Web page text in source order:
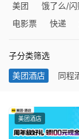
中
心
资
源
库
美团
饿了么/闪
电影票
快递
子分类筛选
美团酒店
同程
美团酒店